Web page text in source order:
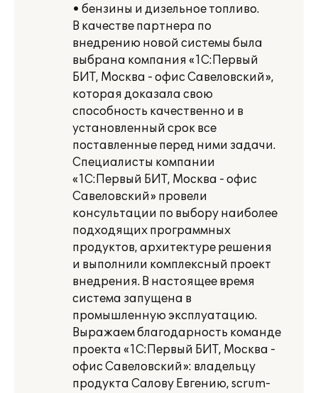
• бензины и дизельное топливо.
В качестве партнера по
внедрению новой системы была
выбрана компания «1С:Первый
БИТ, Москва - офис Савеловский»,
которая доказала свою
способность качественно и в
установленный срок все
поставленные перед ними задачи.
Специалисты компании
«1С:Первый БИТ, Москва - офис
Савеловский» провели
консультации по выбору наиболее
подходящих программных
продуктов, архитектуре решения
и выполнили комплексный проект
внедрения. В настоящее время
система запущена в
промышленную эксплуатацию.
Выражаем благодарность команде
проекта «1С:Первый БИТ, Москва -
офис Савеловский»: владельцу
продукта Салову Евгению, scrum-